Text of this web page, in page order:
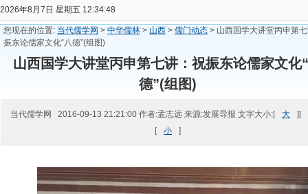
2026年8月7日 星期五 12:34:48
您现在的位置: 当代儒学网 > 中华儒林 > 山西 > 儒门动态 > 山西国学大讲堂丙申第
振东论儒家文化“八德”(组图)
山西国学大讲堂丙申第七讲：祝振东论儒家文化
德”(组图)
当代儒学网 2016-09-13 21:21:00 作者:孟志远 来源:发展导报 文字大小:[ 大
][
[
小 ]